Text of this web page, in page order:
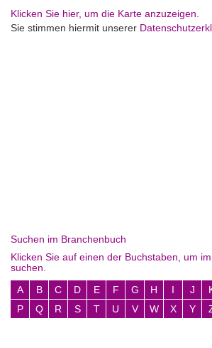
Klicken Sie hier, um die Karte anzuzeigen.
Sie stimmen hiermit unserer
Suchen im Branchenbuch
Klicken Sie auf einen der Buchstaben, um
suchen.
A
B C D E F G H I J
P
Q R S T U V W X Y